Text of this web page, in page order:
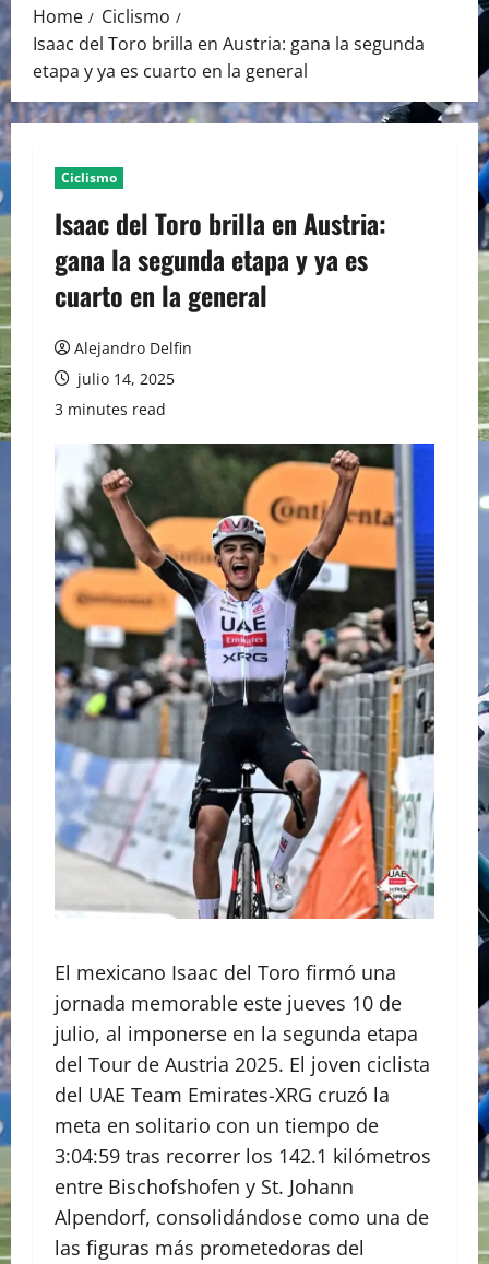
Home
Ciclismo
Isaac del Toro brilla en Austria: gana la segunda
etapa y ya es cuarto en la general
Ciclismo
Isaac del Toro brilla en Austria:
gana la segunda etapa y ya es
cuarto en la general
Alejandro Delfin
julio 14, 2025
3 minutes read
El mexicano Isaac del Toro firmó una
jornada memorable este jueves 10 de
julio, al imponerse en la segunda etapa
del Tour de Austria 2025. El joven ciclista
del UAE Team Emirates-XRG cruzó la
meta en solitario con un tiempo de
3:04:59 tras recorrer los 142.1 kilómetros
entre Bischofshofen y St. Johann
Alpendorf, consolidándose como una de
las figuras más prometedoras del